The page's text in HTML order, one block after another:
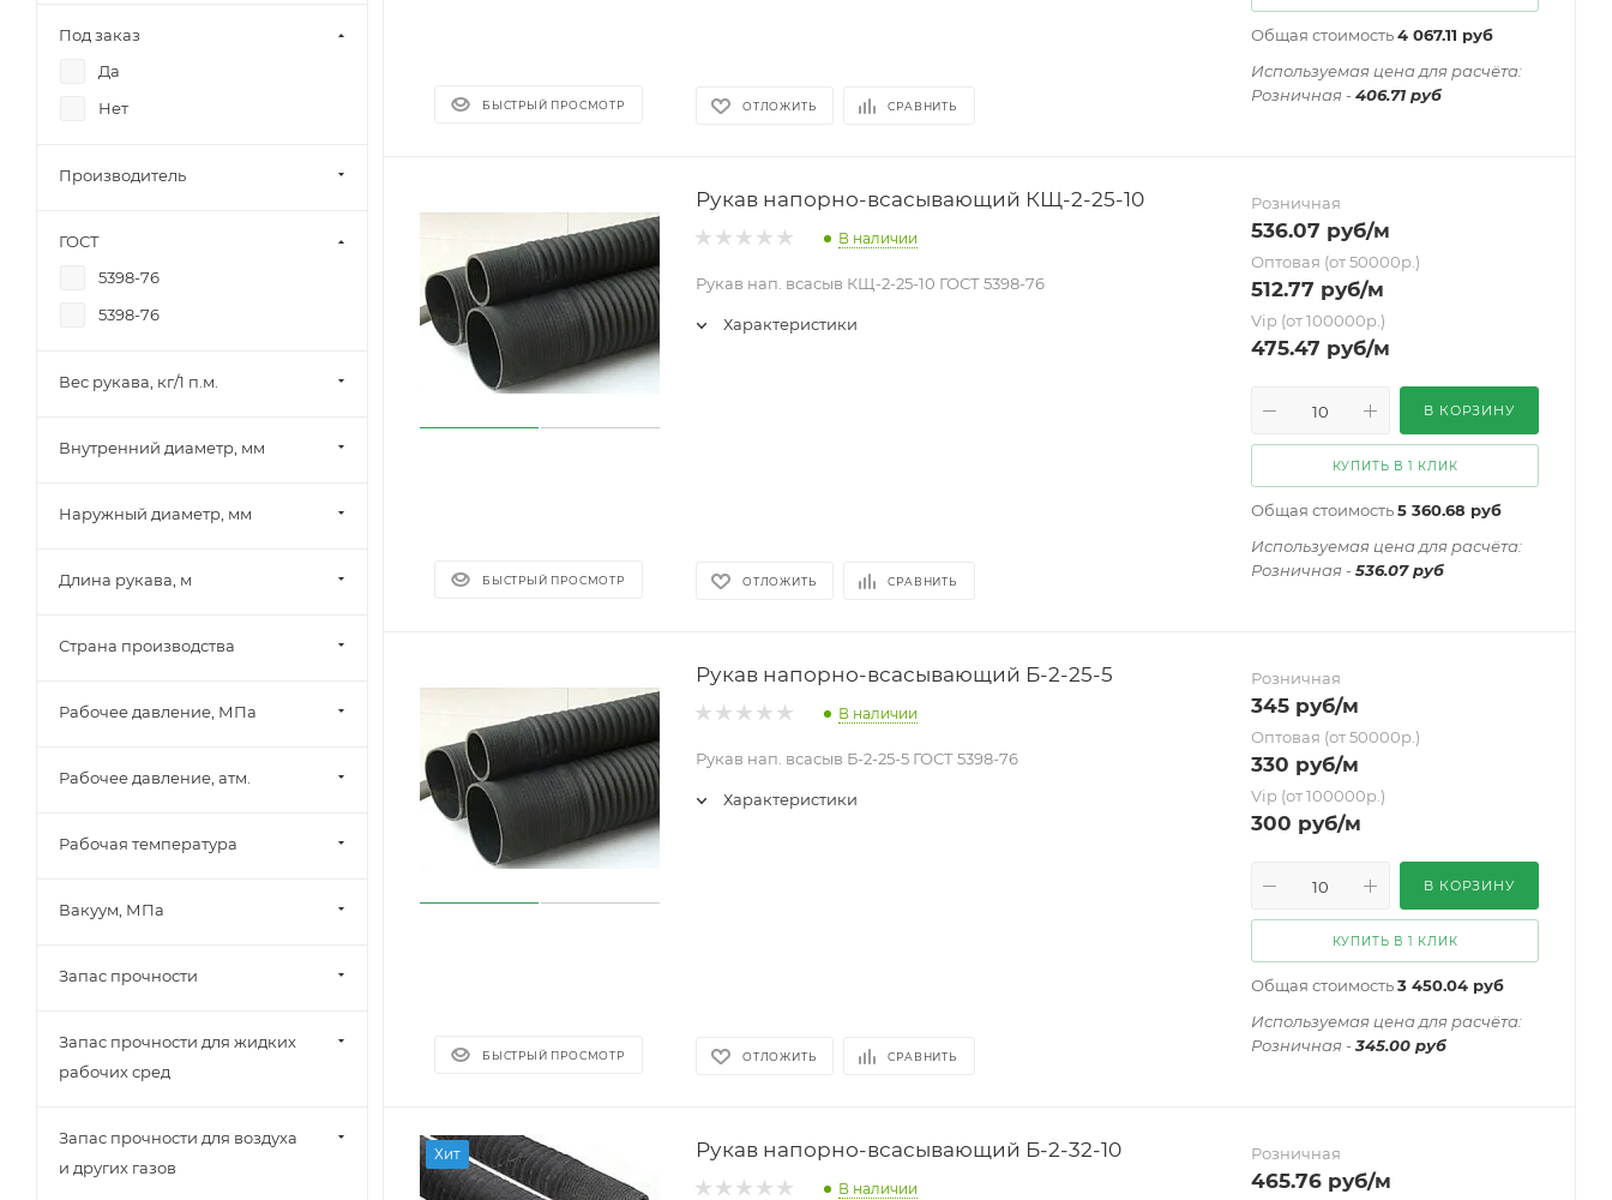
БЫСТРЫЙ ПРОСМОТР ОТЛОЖИТЬ СРАВНИТЬ
Общая стоимость4 067.11 руб
Иcпользуемая цена для расчёта:
Розничная -406.71 руб
БЫСТРЫЙ ПРОСМОТР
Рукав напорно-всасывающий КЩ-2-25-10
В наличии
Рукав нап. всасыв КЩ-2-25-10 ГОСТ 5398-76
Характеристики
ОТЛОЖИТЬ СРАВНИТЬ
Розничная
536.07 руб/м
Оптовая (от 50000р.)
512.77 руб/м
Vip (от 100000р.)
475.47 руб/м
В КОРЗИНУ
КУПИТЬ В 1 КЛИК
Общая стоимость5 360.68 руб
Иcпользуемая цена для расчёта:
Розничная -536.07 руб
БЫСТРЫЙ ПРОСМОТР
Рукав напорно-всасывающий Б-2-25-5
В наличии
Рукав нап. всасыв Б-2-25-5 ГОСТ 5398-76
Характеристики
ОТЛОЖИТЬ СРАВНИТЬ
Розничная
345 руб/м
Оптовая (от 50000р.)
330 руб/м
Vip (от 100000р.)
300 руб/м
В КОРЗИНУ
КУПИТЬ В 1 КЛИК
Общая стоимость3 450.04 руб
Иcпользуемая цена для расчёта:
Розничная -345.00 руб
Хит Рукав напорно-всасывающий Б-2-32-10
В наличии
Розничная
465.76 руб/м
Под заказ
Да
Нет
Производитель
ГОСТ
5398-76
5398-76
Вес рукава, кг/1 п.м.
Внутренний диаметр, мм
Наружный диаметр, мм
Длина рукава, м
Страна производства
Рабочее давление, МПа
Рабочее давление, атм.
Рабочая температура
Вакуум, МПа
Запас прочности
Запас прочности для жидких
рабочих сред
Запас прочности для воздуха
и других газов